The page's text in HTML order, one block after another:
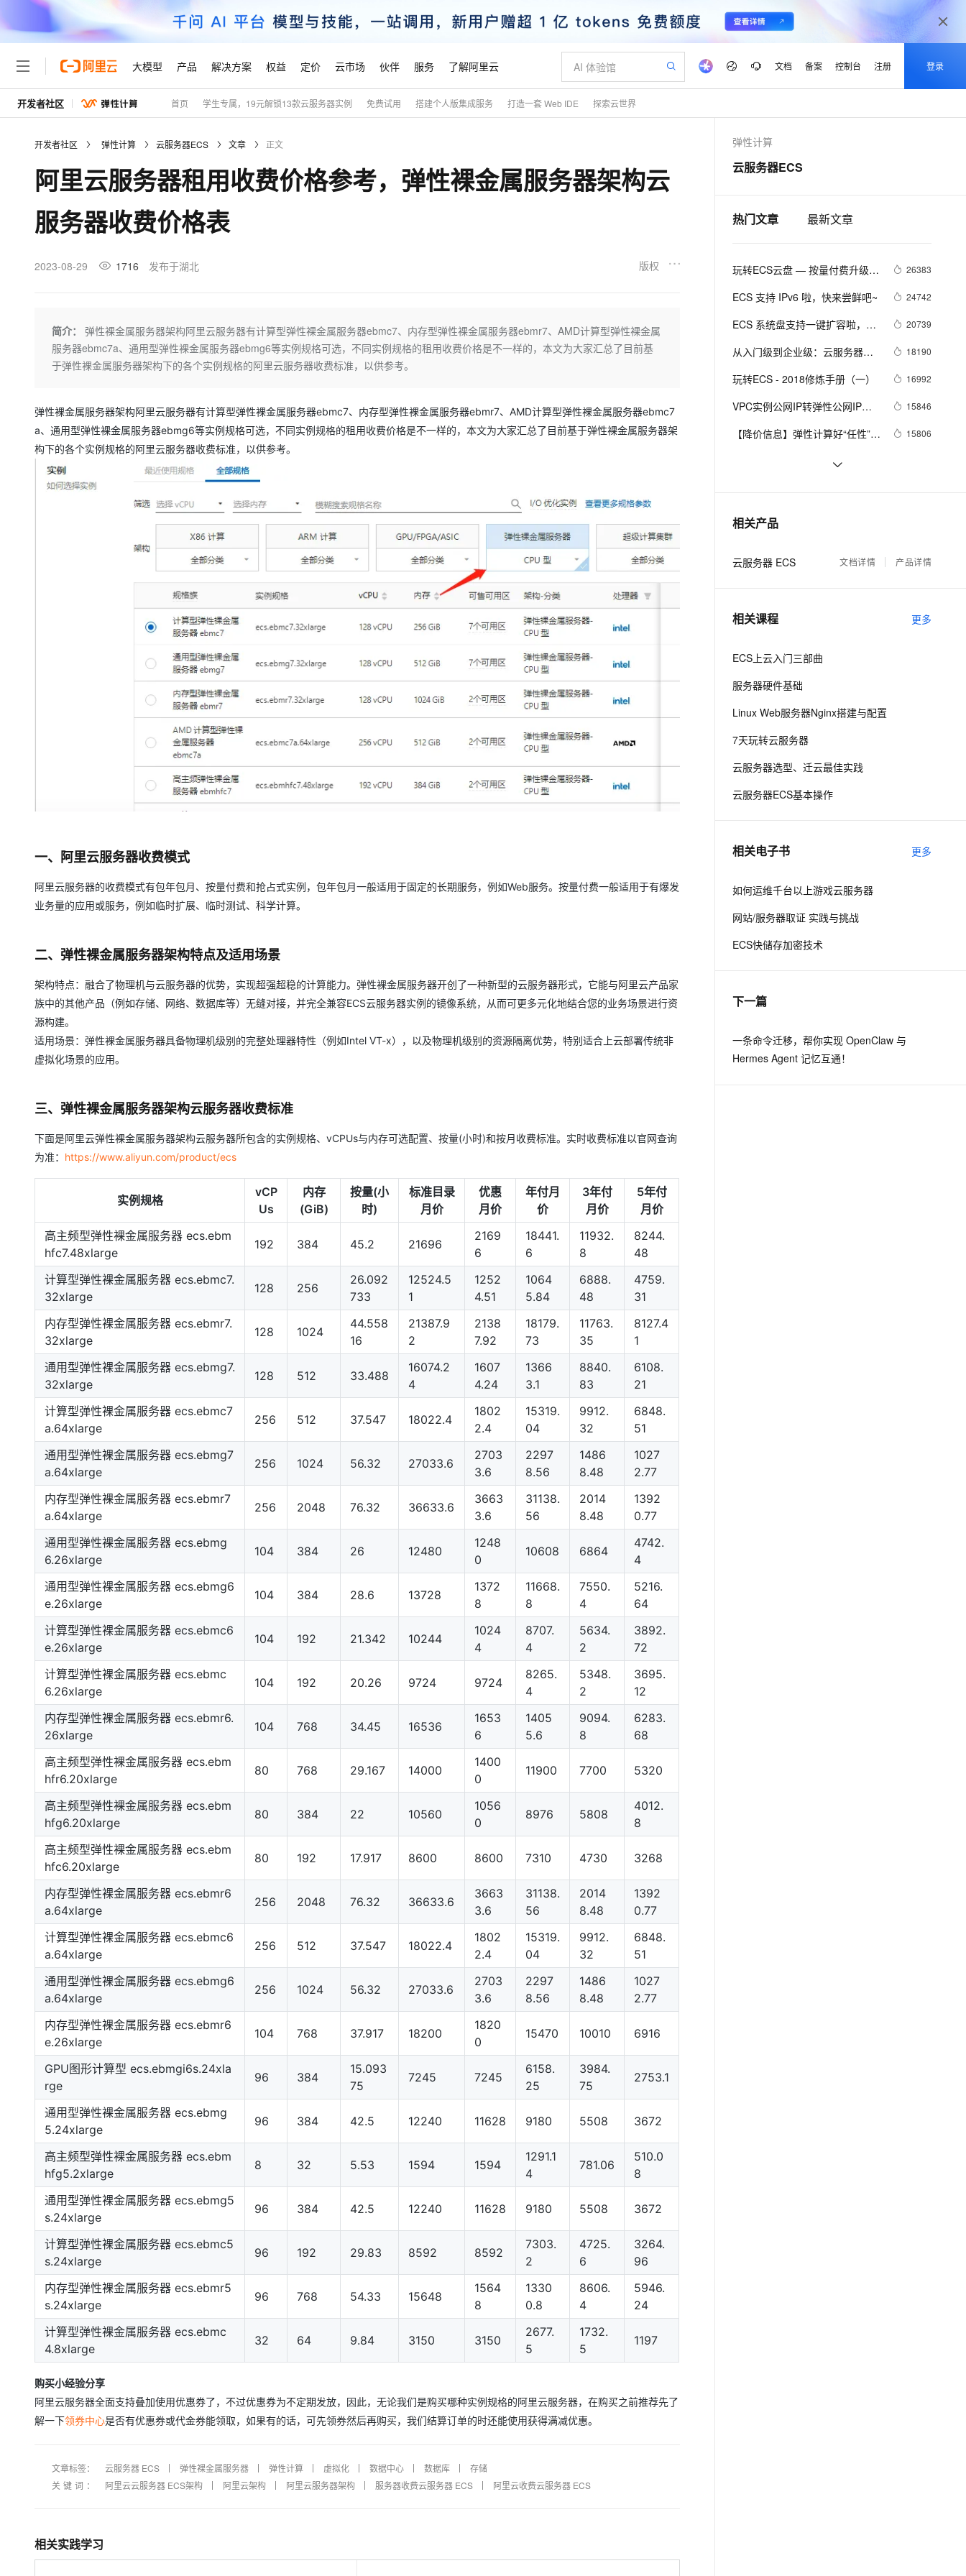
大模型 产品 解决方案 权益 定价 云市场 伙伴 服务 了解阿里云 文档 备案 控制台 注册 登录
开发者社区 首页 学生专属，19元解锁13款云服务器实例 免费试用 搭建个人版集成服务 打造一套 Web IDE 探索云世界
开发者社区 弹性计算 云服务器ECS 文章 正文
阿里云服务器租用收费价格参考，弹性裸金属服务器架构云
服务器收费价格表
2023-08-29 1716 发布于湖北 版权
简介：
弹性裸金属服务器架构阿里云服务器有计算型弹性裸金属服务器ebmc7、内存型弹性裸金属服务器ebmr7、AMD计算型弹性裸金属
服务器ebmc7a、通用型弹性裸金属服务器ebmg6等实例规格可选，不同实例规格的租用收费价格是不一样的，本文为大家汇总了目前基
于弹性裸金属服务器架构下的各个实例规格的阿里云服务器收费标准，以供参考。
弹性裸金属服务器架构阿里云服务器有计算型弹性裸金属服务器ebmc7、内存型弹性裸金属服务器ebmr7、AMD计算型弹性裸金属服务器ebmc7
a、通用型弹性裸金属服务器ebmg6等实例规格可选，不同实例规格的租用收费价格是不一样的，本文为大家汇总了目前基于弹性裸金属服务器架
构下的各个实例规格的阿里云服务器收费标准，以供参考。
一、阿里云服务器收费模式
阿里云服务器的收费模式有包年包月、按量付费和抢占式实例，包年包月一般适用于固定的长期服务，例如Web服务。按量付费一般适用于有爆发
业务量的应用或服务，例如临时扩展、临时测试、科学计算。
二、弹性裸金属服务器架构特点及适用场景
架构特点：融合了物理机与云服务器的优势，实现超强超稳的计算能力。弹性裸金属服务器开创了一种新型的云服务器形式，它能与阿里云产品家
族中的其他产品（例如存储、网络、数据库等）无缝对接，并完全兼容ECS云服务器实例的镜像系统，从而可更多元化地结合您的业务场景进行资
源构建。
适用场景：弹性裸金属服务器具备物理机级别的完整处理器特性（例如Intel VT-x），以及物理机级别的资源隔离优势，特别适合上云部署传统非
虚拟化场景的应用。
三、弹性裸金属服务器架构云服务器收费标准
下面是阿里云弹性裸金属服务器架构云服务器所包含的实例规格、vCPUs与内存可选配置、按量(小时)和按月收费标准。实时收费标准以官网查询
为准： https://www.aliyun.com/product/ecs
实例规格
vCP
Us
内存
(GiB)
按量(小
时)
标准目录
月价
优惠
月价
年付月
价
3年付
月价
5年付
月价
高主频型弹性裸金属服务器 ecs.ebm
hfc7.48xlarge
192 384 45.2 21696
2169
6
18441.
6
11932.
8
8244.
48
计算型弹性裸金属服务器 ecs.ebmc7.
32xlarge
128 256
26.092
733
12524.5
1
1252
4.51
1064
5.84
6888.
48
4759.
31
内存型弹性裸金属服务器 ecs.ebmr7.
32xlarge
128 1024
44.558
16
21387.9
2
2138
7.92
18179.
73
11763.
35
8127.4
1
通用型弹性裸金属服务器 ecs.ebmg7.
32xlarge
128 512 33.488
16074.2
4
1607
4.24
1366
3.1
8840.
83
6108.
21
计算型弹性裸金属服务器 ecs.ebmc7
a.64xlarge
256 512 37.547 18022.4
1802
2.4
15319.
04
9912.
32
6848.
51
通用型弹性裸金属服务器 ecs.ebmg7
a.64xlarge
256 1024 56.32 27033.6
2703
3.6
2297
8.56
1486
8.48
1027
2.77
内存型弹性裸金属服务器 ecs.ebmr7
a.64xlarge
256 2048 76.32 36633.6
3663
3.6
31138.
56
2014
8.48
1392
0.77
通用型弹性裸金属服务器 ecs.ebmg
6.26xlarge
104 384 26 12480
1248
0
10608 6864
4742.
4
通用型弹性裸金属服务器 ecs.ebmg6
e.26xlarge
104 384 28.6 13728
1372
8
11668.
8
7550.
4
5216.
64
计算型弹性裸金属服务器 ecs.ebmc6
e.26xlarge
104 192 21.342 10244
1024
4
8707.
4
5634.
2
3892.
72
计算型弹性裸金属服务器 ecs.ebmc
6.26xlarge
104 192 20.26 9724 9724
8265.
4
5348.
2
3695.
12
内存型弹性裸金属服务器 ecs.ebmr6.
26xlarge
104 768 34.45 16536
1653
6
1405
5.6
9094.
8
6283.
68
高主频型弹性裸金属服务器 ecs.ebm
hfr6.20xlarge
80 768 29.167 14000
1400
0
11900 7700 5320
高主频型弹性裸金属服务器 ecs.ebm
hfg6.20xlarge
80 384 22 10560
1056
0
8976 5808
4012.
8
高主频型弹性裸金属服务器 ecs.ebm
hfc6.20xlarge
80 192 17.917 8600 8600 7310 4730 3268
内存型弹性裸金属服务器 ecs.ebmr6
a.64xlarge
256 2048 76.32 36633.6
3663
3.6
31138.
56
2014
8.48
1392
0.77
计算型弹性裸金属服务器 ecs.ebmc6
a.64xlarge
256 512 37.547 18022.4
1802
2.4
15319.
04
9912.
32
6848.
51
通用型弹性裸金属服务器 ecs.ebmg6
a.64xlarge
256 1024 56.32 27033.6
2703
3.6
2297
8.56
1486
8.48
1027
2.77
内存型弹性裸金属服务器 ecs.ebmr6
e.26xlarge
104 768 37.917 18200
1820
0
15470 10010 6916
GPU图形计算型 ecs.ebmgi6s.24xla
rge
96 384
15.093
75
7245 7245
6158.
25
3984.
75
2753.1
通用型弹性裸金属服务器 ecs.ebmg
5.24xlarge
96 384 42.5 12240 11628 9180 5508 3672
高主频型弹性裸金属服务器 ecs.ebm
hfg5.2xlarge
8 32 5.53 1594 1594
1291.1
4
781.06
510.0
8
通用型弹性裸金属服务器 ecs.ebmg5
s.24xlarge
96 384 42.5 12240 11628 9180 5508 3672
计算型弹性裸金属服务器 ecs.ebmc5
s.24xlarge
96 192 29.83 8592 8592
7303.
2
4725.
6
3264.
96
内存型弹性裸金属服务器 ecs.ebmr5
s.24xlarge
96 768 54.33 15648
1564
8
1330
0.8
8606.
4
5946.
24
计算型弹性裸金属服务器 ecs.ebmc
4.8xlarge
32 64 9.84 3150 3150
2677.
5
1732.
5
1197
购买小经验分享
阿里云服务器全面支持叠加使用优惠券了，不过优惠券为不定期发放，因此，无论我们是购买哪种实例规格的阿里云服务器，在购买之前推荐先了
解一下领券中心是否有优惠券或代金券能领取，如果有的话，可先领券然后再购买，我们结算订单的时还能使用获得满减优惠。
文章标签： 云服务器 ECS 弹性裸金属服务器 弹性计算 虚拟化 数据中心 数据库
存储
关键词：
阿里云云服务器 ECS架构 阿里云架构 阿里云服务器架构 服务器收费云服务器 ECS 阿里云收费云服务器 ECS
相关实践学习
弹性计算
云服务器ECS
热门文章 最新文章
玩转ECS云盘 — 按量付费升级到
26383
ECS 支持 IPv6 啦，快来尝鲜吧~ 24742
ECS 系统盘支持一键扩容啦，无
20739
从入门级到企业级：云服务器支
18190
玩转ECS - 2018修炼手册（一） 16992
VPC实例公网IP转弹性公网IP功
15846
【降价信息】弹性计算好“任性”，
15806
省钱小贴士（ECS）：教你如何
阿里云基础产品技术月刊 2019年
4月
相关产品
云服务器 ECS 文档详情 产品详情
相关课程 更多
ECS上云入门三部曲
服务器硬件基础
Linux Web服务器Nginx搭建与配置
7天玩转云服务器
云服务器选型、迁云最佳实践
云服务器ECS基本操作
相关电子书 更多
如何运维千台以上游戏云服务器
网站/服务器取证 实践与挑战
ECS快储存加密技术
下一篇
一条命令迁移，帮你实现 OpenClaw 与
Hermes Agent 记忆互通！
大模型
Qwen3.7-Plus
能看、能想、能动手的多模态智能体模型
Deepseek-v4-pro
旗舰 MoE 大模型，百万上下文与顶尖推理能力
HappyHorse-1.1-T2V
HappyHorse-1.1-I2V
图生视频，流畅自然，细节丰富
文戏情感细腻自然，动作戏激烈拳拳到肉，实现更强表演能力
Qwen3-TTS-Flash
离线语音合成大模型，多语言方言自适应，低延迟高稳定
Cosyvoice-V3-Flash
高表现力语音合成大模型，语音克隆听感自然
Fun-ASR
支持中英文自由切换，具备更强的噪声鲁棒性
个人版上线、团队版降价；千问3.8-Max首发发尝鲜
千问AI平台-模型体验
在线体验全尺寸、多种模态的模型效果
新一代 AI 视频生成模型，深度适配广告营销等场景
丰富多元化的应用模版和解决方案
大模型服务平台百炼-智能体
灵活可视化地构建企业级 Agent
人工智能平台 PAI
AI Native 的算法工程平台，一站式完成建模、训练、推理服务部署
面向真实软件的智能体编程平台
万有无界
云端极速 AI 应用创作平台
大模型解决方案
快速部署 Dify，高效搭建 AI 应用
依托云原生高可用架构,实现Dify私有化部署
10 分钟在聊天系统中增加一个 AI 助手
在企业官网、通讯软件中为客户提供 AI 客服
10分钟微调：让0.6B模型媲美235B模
即刻拥有 DeepSeek-R1 满血版
多模态数据信息提取
通过自然语言交互简化开发流程,全栈开发支持
与 AI 智能体进行实时音视频通话
产品
人工智能与机器学习
计算
存储
网络与CDN
中间件
数据库
大数据计算
精选产品
大模型服务平台百炼
大模型服务与应用平台
云解析DNS
覆盖公网/内网、递归/权威、移动APP等全场景解析服务
云防火墙
云原生的云上边界网络安全防护产品
提供智能易用的域名与建站服务
Qoder CN
基于千问大模型等，支持代码智能生成、研发智能问答
安全可靠、弹性可伸缩的云计算服务
稳定、安全、高性价比、高性能的云存储服务
随时随地安全接入的云上超级电脑
国内短信简单易用，安全可靠，秒级触达，全球覆盖200+国家和地区。
云原生数据库 PolarDB
100%兼容MySQL、PostgreSQL，兼容Oracle，支持集中和分布式
产品动态
持视频检索 Pipeline 功能
供自动弹性内存功能
Milvus 弹性伸缩功能新增节
点支持范围
AI 原生数据库服务发布
Agentic Database 发布
解决方案
AI
互联网应用开发
安全
可观测
上云与迁云
企业出海
政企业务
精选解决方案
千问办公，解锁你的工作新方式
企业级Agent产品，直接交付可用成果 上传文档即自动完成翻译和格式还原 Qwen-Audio-3.0-Realtime 端到端实时语音角色扮演
以可视化方式快速构建移动和 PC 门户网站
输入一句话想法, 轻松生成专业的 PPT
一键购买专属联机服务器，轻松开启游戏
高效部署网站，快速应用到小程序
权益 普惠上云
普惠上云 官方力荐
云服务器38元/年起，超值低价云产品抢先购
推荐新用户得奖励，单订单最高返9万
解决方案免费试用 新老同享
最高领取价值200元试用点，立即开启云上创新
140+云产品 免费试用
产品新客免费试用，最长12个月
大模型ACA认证体验
助力企业全员 AI 认知与能力提升
AI 特惠
至高享 1亿+免费 tokens，加速 Al 应用落地
万小智 AI 建站低至 15元/月
送.CN域名，送备案服务码
AI 场景体验
智能编程，一键开启高性价比 AI 编程新体验
从图文生成到视频创作，一键激活电商全链路生产力
图文、视频一站生成，高效打造优质广告素材
AI 短剧/漫剧
AI助力短剧漫剧创作，剧本、分镜、视频高效生成
智能客服
自动承接线索、识别商机，让客服更高效、服务更出色。
AI 活动
先锋实践拓展 AI 生产力的边界
所见，即是所愿
创新加速
上云场景组合购
覆盖90%+业务场景，专享组合折扣价
云聚AI 严选权益
新老同享，达量后返
定价 产品定价
了解云产品的定价详情
云上成本管理
管理和优化成本
价格计算器
价格优势
配置报价器
一站式生成采购清单，支持单品或批量购买
云市场 精选商城
多端小程序
Salesforce 国际版订阅
友盟天域
电子合同
畅捷通
AI空中课堂在线直播课堂（旗舰版）
生态解决方案
行业生态解决方案
开发者生态解决方案
AI 开发和 AI 应用解决方案
数据与 API
手机三要素
快递物流查询
企业应用
ERP
CRM
400电话
广告营销
基础软件
宝塔 Linux
WordPress
SUSE
定制建站
模板小程序
定制小程序
建站系统
专业服务
安全
VPN
SSL 证书
堡垒机
防火墙
AI 应用
大模型
伙伴 成为销售伙伴
分销伙伴
咨询伙伴
销售伙伴合作计划
成为产品伙伴
产品生态伙伴
产品伙伴合作计划
弹性计算合作计划
成为服务伙伴
服务伙伴合作计划
更多支持
查询合作伙伴
登录合作伙伴管理后台
服务 售前咨询
在线服务
售后服务
自助服务
企业增值服务
专家技术服务
阿里云认证
全部认证
开发者社区
我要反馈
我要建议
我要投诉
了解阿里云 为什么选择阿里云
技术领先
稳定可靠
安全合规
天池大赛
AI 算法大赛
入门学习赛
最佳实践
云上奥运之旅
市场活动
阿里云中企出海大会
魔搭 ModelScope
高校合作
加入我们